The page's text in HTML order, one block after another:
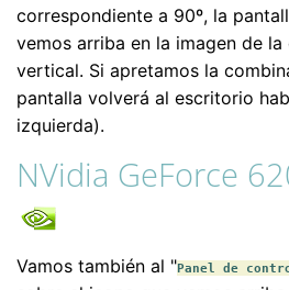
correspondiente a 90º, la
vemos arriba en la imagen de
vertical. Si apretamos la
pantalla volverá al escritorio
izquierda).
NVidia GeForce
Vamos también al "Panel de